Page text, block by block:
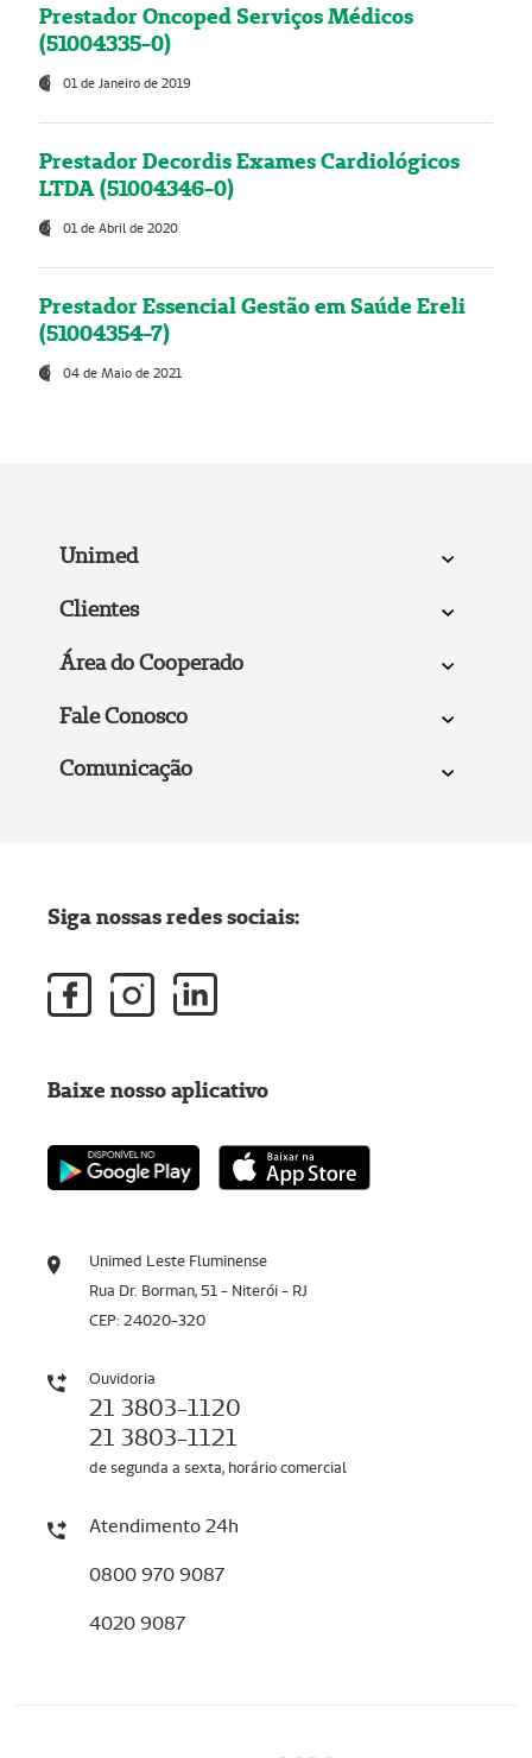
Prestador Oncoped Serviços Médicos
(51004335-0)
01 de Janeiro de 2019
Prestador Decordis Exames Cardiológicos
LTDA (51004346-0)
01 de Abril de 2020
Prestador Essencial Gestão em Saúde Ereli
(51004354-7)
04 de Maio de 2021
Unimed
Clientes
Área do Cooperado
Fale Conosco
Comunicação
Unimed Leste Fluminense
Rua Dr. Borman, 51 - Niterói - RJ
CEP: 24020-320
Ouvidoria
21 3803-1120
21 3803-1121
de segunda a sexta, horário comercial
Atendimento 24h
0800 970 9087
4020 9087
Siga nossas redes sociais:
Baixe nosso aplicativo